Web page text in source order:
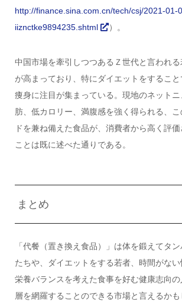
http://finance.sina.com.cn/tech/csj/2021-01-
iiznctke9894235.shtml
）。
中国市場を牽引しつつあるＺ世代と言われ
が高まっており、特にダイエットをするこ
痩身に注目が集まっている。現地のネット
肪、低カロリー、満腹感を強く得られる、
ドを兼ね備えた食品が、消費者から高く評
ことは既に述べた通りである。
まとめ
「代餐（置き換え食品）」は体を鍛えてタ
たちや、ダイエットをする若者、時間がない
栄養バランスを考えた食事を好む健康志向
層を網羅することのできる市場と言えるかも